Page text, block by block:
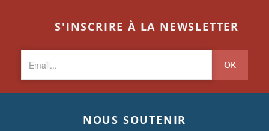
S'INSCRIRE À LA NEWSLETTER
OK
NOUS SOUTENIR